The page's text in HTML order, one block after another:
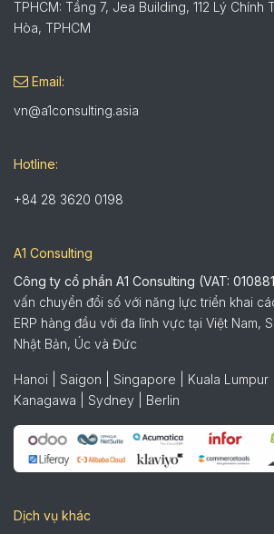
TPHCM: Tầng 7, Jea Building, 112 Lý Chính
Hòa, TPHCM
Email:
vn@a1consulting.asia
Hotline:
+84 28 3620 0198
A1 Consulting
Công ty cổ phần A1 Consulting (VAT:
vấn chuyển đổi số với năng lực triển khai
ERP hàng đầu với đa lĩnh vực tại Việt Nam,
Nhật Bản, Úc và Đức
Hanoi | Saigon | Singapore | Kuala Lumpur
Kanagawa | Sydney | Berlin
Dịch vụ khác